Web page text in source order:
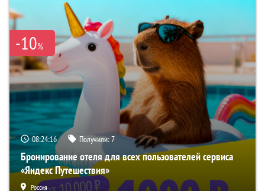
-10%
08:24:15 Получили:7
Бронирование отеля для всех пользователей сервиса
«Яндекс Путешествия»
Россия